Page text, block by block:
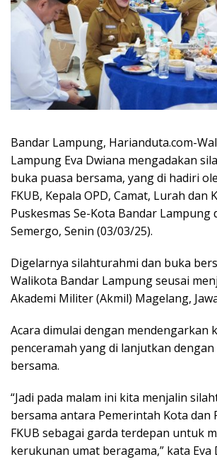
Bandar Lampung, Harianduta.com-
Lampung Eva Dwiana mengadakan
buka puasa bersama, yang di hadiri
FKUB, Kepala OPD, Camat, Lurah dan
Puskesmas Se-Kota Bandar Lampung
Semergo, Senin (03/03/25).
Digelarnya silahturahmi dan buka
Walikota Bandar Lampung seusai
Akademi Militer (Akmil) Magelang,
Acara dimulai dengan mendengarkan
penceramah yang di lanjutkan
bersama.
“Jadi pada malam ini kita menjalin
bersama antara Pemerintah Kota dan
FKUB sebagai garda terdepan untuk
kerukunan umat beragama,” kata Eva